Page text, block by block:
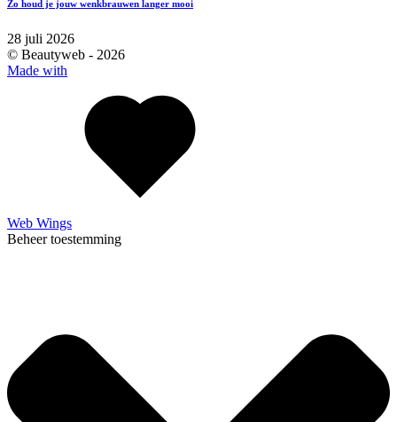
Zo houd je jouw wenkbrauwen langer mooi
28 juli 2026
© Beautyweb - 2026
Made with
Web Wings
Beheer toestemming